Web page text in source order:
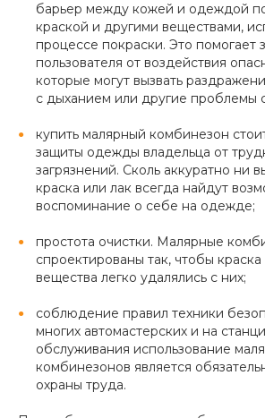
барьер между кожей и одеждой
краской и другими веществами,
процессе покраски. Это помогает
пользователя от воздействия
которые могут вызвать
с дыханием или другие проблемы
купить малярный комбинезон
защиты одежды владельца от
загрязнений. Сколь аккуратно ни
краска или лак всегда найдут
воспоминание о себе на одежде;
простота очистки. Малярные
спроектированы так, чтобы
вещества легко удалялись с них;
соблюдение правил техники
многих автомастерских и на
обслуживания использование
комбинезонов является
охраны труда.